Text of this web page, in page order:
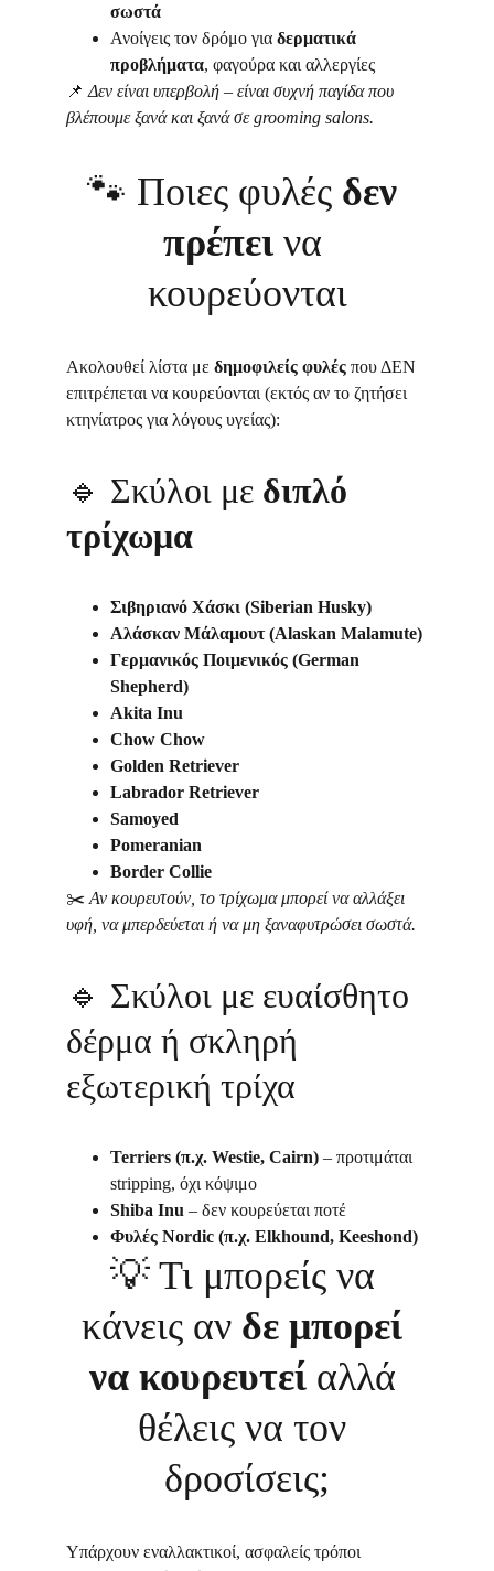
σωστά
Ανοίγεις τον δρόμο για δερματικά
προβλήματα, φαγούρα και αλλεργίες
📌 Δεν είναι υπερβολή – είναι συχνή παγίδα που
βλέπουμε ξανά και ξανά σε grooming salons.
🐾 Ποιες φυλές δεν
πρέπει να
κουρεύονται
Ακολουθεί λίστα με δημοφιλείς φυλές που ΔΕΝ
επιτρέπεται να κουρεύονται (εκτός αν το ζητήσει
κτηνίατρος για λόγους υγείας):
🔹 Σκύλοι με διπλό
τρίχωμα
Σιβηριανό Χάσκι (Siberian Husky)
Αλάσκαν Μάλαμουτ (Alaskan Malamute)
Γερμανικός Ποιμενικός (German
Shepherd)
Akita Inu
Chow Chow
Golden Retriever
Labrador Retriever
Samoyed
Pomeranian
Border Collie
✂️ Αν κουρευτούν, το τρίχωμα μπορεί να αλλάξει
υφή, να μπερδεύεται ή να μη ξαναφυτρώσει σωστά.
🔹 Σκύλοι με ευαίσθητο
δέρμα ή σκληρή
εξωτερική τρίχα
Terriers (π.χ. Westie, Cairn) – προτιμάται
stripping, όχι κόψιμο
Shiba Inu – δεν κουρεύεται ποτέ
Φυλές Nordic (π.χ. Elkhound, Keeshond)
💡 Τι μπορείς να
κάνεις αν δε μπορεί
να κουρευτεί αλλά
θέλεις να τον
δροσίσεις;
Υπάρχουν εναλλακτικοί, ασφαλείς τρόποι